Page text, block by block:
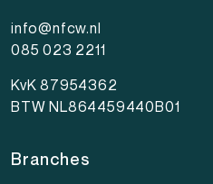
info@nfcw.nl
085 023 2211
KvK 87954362
BTW NL864459440B01
Branches